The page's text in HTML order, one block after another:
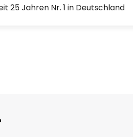
25 Jahren Nr. 1 in Deutschland